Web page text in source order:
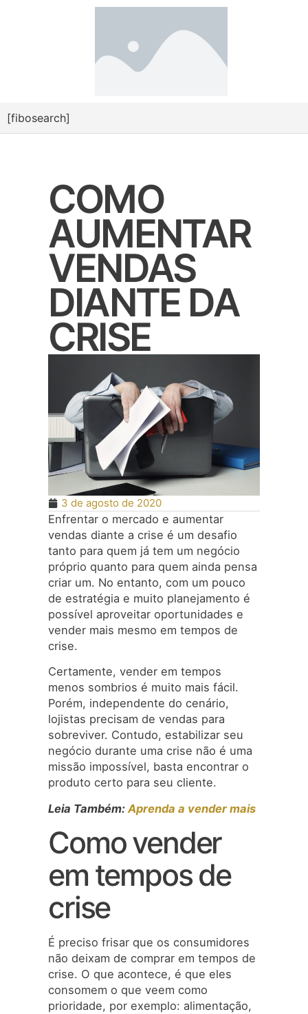
[fibosearch]
COMO
AUMENTAR
VENDAS
DIANTE DA
CRISE
3 de agosto de 2020
Enfrentar o mercado e aumentar
vendas diante a crise é um desafio
tanto para quem já tem um negócio
próprio quanto para quem ainda pensa
criar um. No entanto, com um pouco
de estratégia e muito planejamento é
possível aproveitar oportunidades e
vender mais mesmo em tempos de
crise.
Certamente, vender em tempos
menos sombrios é muito mais fácil.
Porém, independente do cenário,
lojistas precisam de vendas para
sobreviver. Contudo, estabilizar seu
negócio durante uma crise não é uma
missão impossível, basta encontrar o
produto certo para seu cliente.
Leia Também: Aprenda a vender mais
Como vender
em tempos de
crise
É preciso frisar que os consumidores
não deixam de comprar em tempos de
crise. O que acontece, é que eles
consomem o que veem como
prioridade, por exemplo: alimentação,